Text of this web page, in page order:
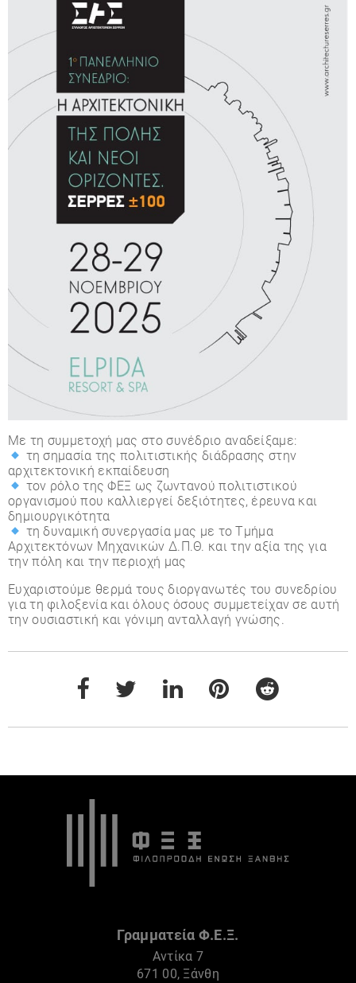
Με τη συμμετοχή μας στο συνέδριο αναδείξαμε:
τη σημασία της πολιτιστικής διάδρασης στην
αρχιτεκτονική εκπαίδευση
τον ρόλο της ΦΕΞ ως ζωντανού πολιτιστικού
οργανισμού που καλλιεργεί δεξιότητες, έρευνα και
δημιουργικότητα
τη δυναμική συνεργασία μας με το Τμήμα
Αρχιτεκτόνων Μηχανικών Δ.Π.Θ. και την αξία της για
την πόλη και την περιοχή μας
Ευχαριστούμε θερμά τους διοργανωτές του συνεδρίου
για τη φιλοξενία και όλους όσους συμμετείχαν σε αυτή
την ουσιαστική και γόνιμη ανταλλαγή γνώσης.
Γραμματεία Φ.Ε.Ξ.
Αντίκα 7
671 00, Ξάνθη